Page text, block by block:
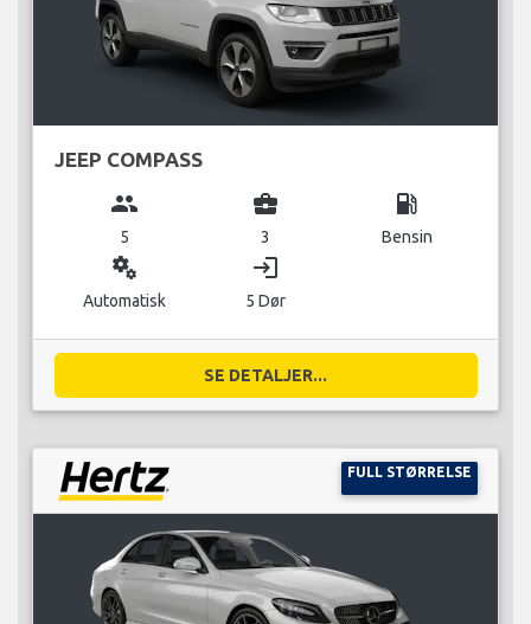
JEEP COMPASS
group
5
business_center
3
local_gas_station
Bensin
miscellaneous_services
Automatisk
login
5 Dør
SE DETALJER...
FULL STØRRELSE